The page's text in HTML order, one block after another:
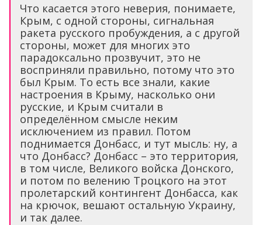
Что касается этого неверия, понимаете,
Крым, с одной стороны, сигнальная
ракета русского пробуждения, а с другой
стороны, может для многих это
парадоксально прозвучит, это не
восприняли правильно, потому что это
был Крым. То есть все знали, какие
настроения в Крыму, насколько они
русские, и Крым считали в
определённом смысле неким
исключением из правил. Потом
поднимается Донбасс, и тут мысль: ну, а
что Донбасс? Донбасс – это территория,
в том числе, Великого войска Донского,
и потом по велению Троцкого на этот
пролетарский контингент Донбасса, как
на крючок, вешают остальную Украину,
и так далее.